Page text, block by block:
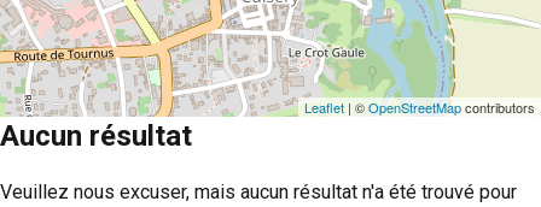
Leaflet | ©OpenStreetMapcontributors
Aucun résultat
Veuillez nous excuser, mais aucun résultat n'a été trouvé pour